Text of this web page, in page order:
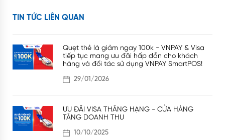
TIN TỨC LIÊN QUAN
Quẹt thẻ là giảm ngay 100k - VNPAY & Visa
tiếp tục mang ưu đãi hấp dẫn cho khách
hàng và đối tác sử dụng VNPAY SmartPOS!
29/01/2026
ƯU ĐÃI VISA THĂNG HẠNG - CỬA HÀNG
TĂNG DOANH THU
10/10/2025